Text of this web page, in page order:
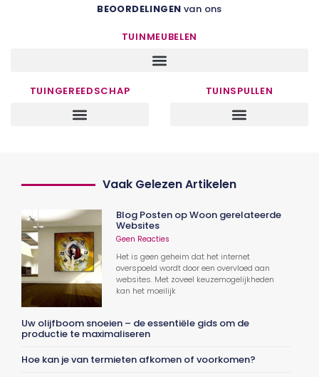
BEOORDELINGEN van ons
TUINMEUBELEN
TUINGEREEDSCHAP TUINSPULLEN
Vaak Gelezen Artikelen
Blog Posten op Woon gerelateerde
Websites
Geen Reacties
Het is geen geheim dat het internet
overspoeld wordt door een overvloed aan
websites. Met zoveel keuzemogelijkheden
kan het moeilijk
Uw olijfboom snoeien – de essentiële gids om de
productie te maximaliseren
Hoe kan je van termieten afkomen of voorkomen?